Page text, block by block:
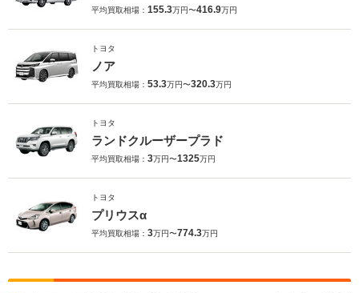
平均買取相場： 155.3万円〜416.9万円
トヨタ
ノア
平均買取相場： 53.3万円〜320.3万円
トヨタ
ランドクルーザープラド
平均買取相場： 3万円〜1325万円
トヨタ
プリウスα
平均買取相場： 3万円〜774.3万円